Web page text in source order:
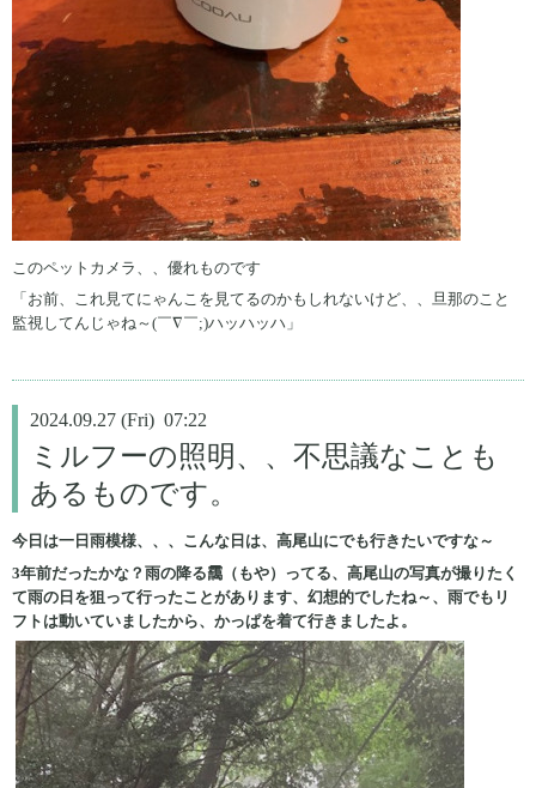
このペットカメラ、、優れものです
「お前、これ見てにゃんこを見てるのかもしれないけど、、旦那のこと
監視してんじゃね～(￣∇￣;)ハッハッハ」
2024.09.27 (Fri) 07:22
ミルフーの照明、、不思議なことも
あるものです。
今日は一日雨模様、、、こんな日は、高尾山にでも行きたいですな～
3年前だったかな？雨の降る靄（もや）ってる、高尾山の写真が撮りたく
て雨の日を狙って行ったことがあります、幻想的でしたね～、雨でもリ
フトは動いていましたから、かっぱを着て行きましたよ。